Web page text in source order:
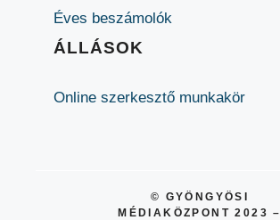
Éves beszámolók
ÁLLÁSOK
Online szerkesztő munkakör
© GYÖNGYÖSI
MÉDIAKÖZPONT 2023 –